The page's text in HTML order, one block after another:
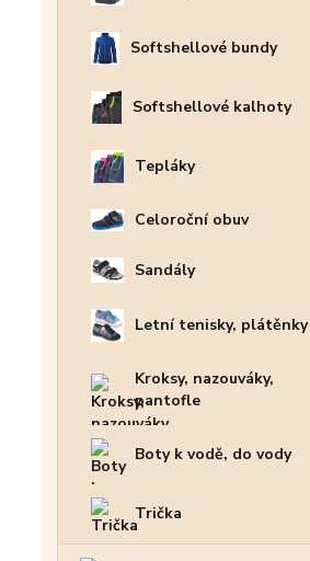
Softshellové bundy
Softshellové kalhoty
Tepláky
Celoroční obuv
Sandály
Letní tenisky, plátěnky
Kroksy, nazouváky,
pantofle
Boty k vodě, do vody
Trička